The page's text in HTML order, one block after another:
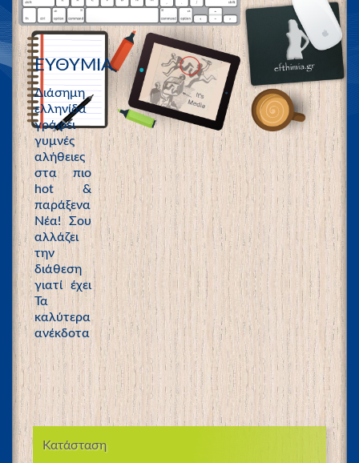
ΕΥΘΥΜΙΑ
Διάσημη
ελληνίδα
γράφει
γυμνές
αλήθειες
στα πιο
hot &
παράξενα
Νέα! Σου
αλλάζει
την
διάθεση
γιατί έχει
Τα
καλύτερα
ανέκδοτα
Κατάσταση